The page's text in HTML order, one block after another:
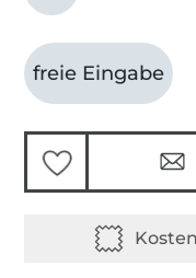
freie Eingabe